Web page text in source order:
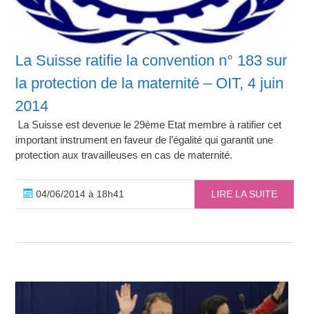
La Suisse ratifie la convention n° 183 sur
la protection de la maternité – OIT, 4 juin
2014
La Suisse est devenue le 29ème Etat membre à ratifier cet
important instrument en faveur de l’égalité qui garantit une
protection aux travailleuses en cas de maternité.
04/06/2014 à 18h41 LIRE LA SUITE